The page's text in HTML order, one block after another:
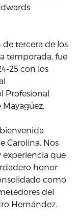
tercera de los
temporada, fue
25 con los
Profesional
Carolina. Nos
experiencia que
honor
como
del
Hernández.